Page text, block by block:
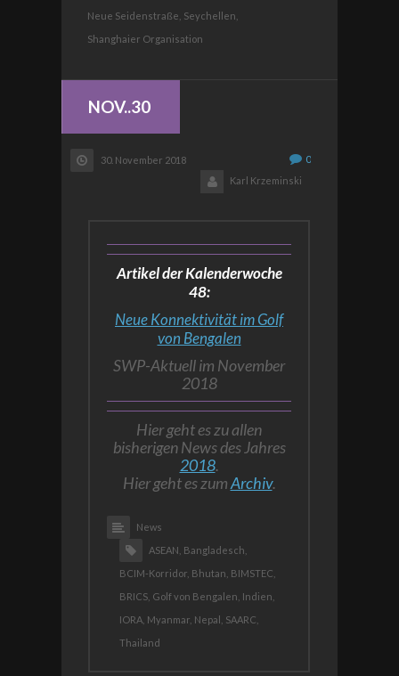
Neue Seidenstraße, Seychellen,
Shanghaier Organisation
NOV..30
30. November 2018
0
Karl Krzeminski
Artikel der Kalenderwoche
48:
Neue Konnektivität im Golf
von Bengalen
SWP-Aktuell im November
2018
Hier geht es zu allen
bisherigen News des Jahres
2018.
Hier geht es zumArchiv.
News
ASEAN, Bangladesch,
BCIM-Korridor, Bhutan, BIMSTEC,
BRICS, Golf von Bengalen, Indien,
IORA, Myanmar, Nepal,
SAARC,
Thailand